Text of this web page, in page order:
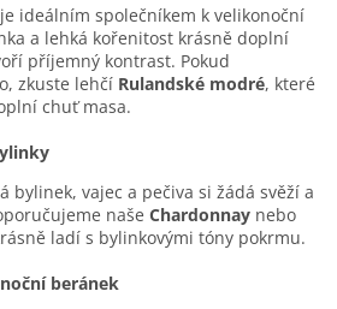
je ideálním společníkem k velikonoční
a lehká kořenitost krásně doplní
příjemný kontrast. Pokud
zkuste lehčí Rulandské modré, které
chuť masa.
bylinek, vajec a pečiva si žádá svěží a
naše Chardonnay nebo
ladí s bylinkovými tóny pokrmu.
beránek